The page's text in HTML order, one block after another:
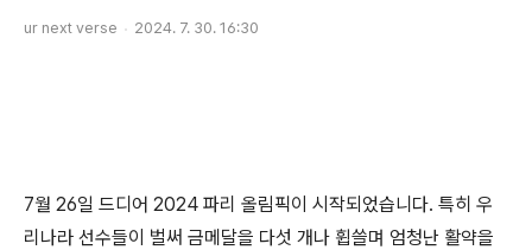
ur next verse 2024. 7. 30. 16:30
7월 26일 드디어 2024 파리 올림픽이 시작되었습니다. 특히 우
리나라 선수들이 벌써 금메달을 다섯 개나 휩쓸며 엄청난 활약을